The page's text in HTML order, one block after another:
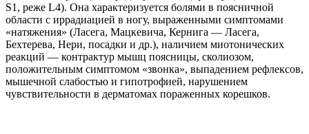
S1, реже L4). Она характеризуется болями в поясничной
области с иррадиацией в ногу, выраженными симптомами
«натяжения» (Ласега, Мацкевича, Кернига — Ласега,
Бехтерева, Нери, посадки и др.), наличием миотонических
реакций — контрактур мышц поясницы, сколиозом,
положительным симптомом «звонка», выпадением рефлексов,
мышечной слабостью и гипотрофией, нарушением
чувствительности в дерматомах пораженных корешков.